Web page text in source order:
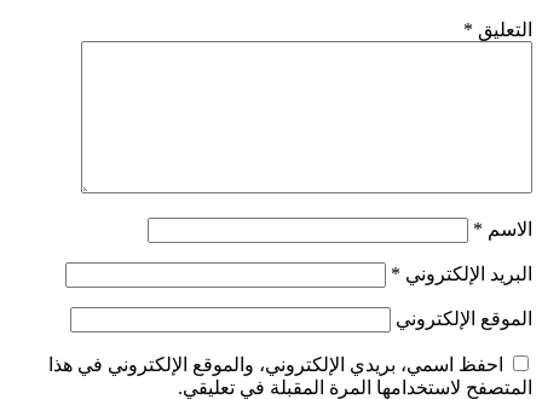
التعليق *
الاسم *
البريد الإلكتروني *
الموقع الإلكتروني
احفظ اسمي، بريدي الإلكتروني، والموقع الإلكتروني في هذا
المتصفح لاستخدامها المرة المقبلة في تعليقي.